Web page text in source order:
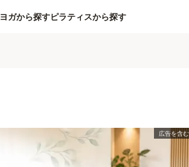
ヨガから探すピラティスから探す